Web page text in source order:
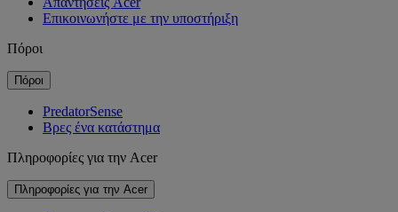
Επικοινωνήστε με την υποστήριξη
Πόροι
Πόροι
PredatorSense
Βρες ένα κατάστημα
Πληροφορίες για την Acer
Πληροφορίες για την Acer